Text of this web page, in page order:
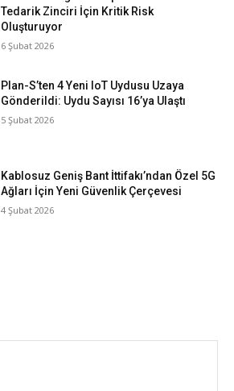
Tedarik Zinciri İçin Kritik Risk
Oluşturuyor
6 Şubat 2026
Plan-S’ten 4 Yeni IoT Uydusu Uzaya
Gönderildi: Uydu Sayısı 16’ya Ulaştı
5 Şubat 2026
Kablosuz Geniş Bant İttifakı’ndan Özel 5G
Ağları İçin Yeni Güvenlik Çerçevesi
4 Şubat 2026